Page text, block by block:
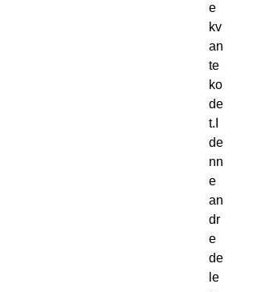
e
kv
an
te
ko
de
t.I
de
nn
e
an
dr
e
de
le